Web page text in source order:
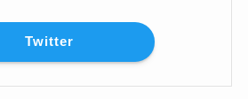
Twitter